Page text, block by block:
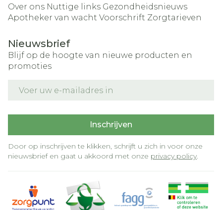
Over ons Nuttige links Gezondheidsnieuws
Apotheker van wacht Voorschrift Zorgtarieven
Nieuwsbrief
Blijf op de hoogte van nieuwe producten en
promoties
Inschrijven
Door op inschrijven te klikken, schrijft u zich in voor onze
nieuwsbrief en gaat u akkoord met onze privacy policy.